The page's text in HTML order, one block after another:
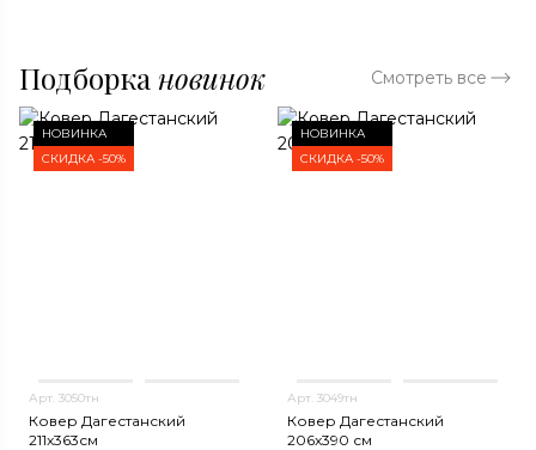
Подборка новинок Смотреть все
НОВИНКА
СКИДКА -50%
Арт. 3050тн
Ковер Дагестанский
211x363см
НОВИНКА
СКИДКА -50%
Арт. 3049тн
Ковер Дагестанский
206x390 см